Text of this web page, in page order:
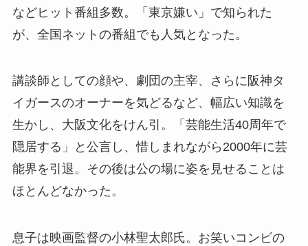
などヒット番組多数。「東京嫌い」で知られた
が、全国ネットの番組でも人気となった。
講談師としての顔や、劇団の主宰、さらに阪神タ
イガースのオーナーを気どるなど、幅広い知識を
生かし、大阪文化をけん引。「芸能生活40周年で
隠居する」と公言し、惜しまれながら2000年に芸
能界を引退。その後は公の場に姿を見せることは
ほとんどなかった。
息子は映画監督の小林聖太郎氏。お笑いコンビの